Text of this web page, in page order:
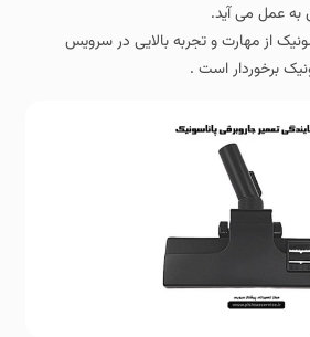
به عمل می آید.
از مهارت و تجربه بالایی در سرویس
برخوردار است .